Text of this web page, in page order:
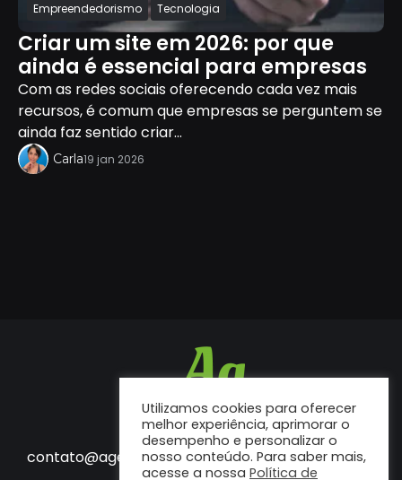
Empreendedorismo Tecnologia
Criar um site em 2026: por que
ainda é essencial para empresas
Com as redes sociais oferecendo cada vez mais
recursos, é comum que empresas se perguntem se
ainda faz sentido criar...
Carla19 jan 2026
Fale conosco
contato@agenciaf12.com.br
Utilizamos cookies para oferecer
melhor experiência, aprimorar o
desempenho e personalizar o
nosso conteúdo. Para saber mais,
acesse a nossa Política de